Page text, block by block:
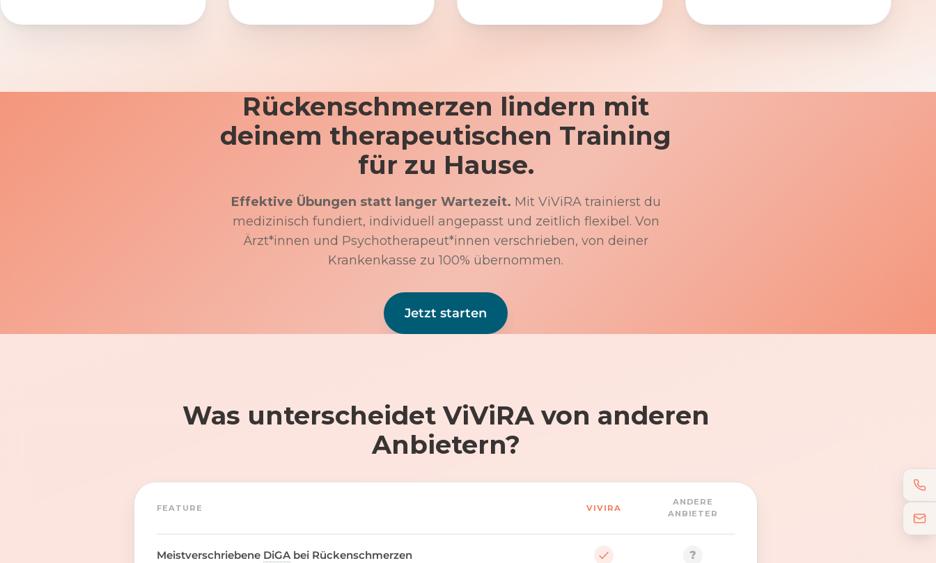
Rückenschmerzen lindern mit
deinem therapeutischen Training
für zu Hause.
Effektive Übungen statt langer Wartezeit. Mit ViViRA trainierst du
medizinisch fundiert, individuell angepasst und zeitlich flexibel. Von
Ärzt*innen und Psychotherapeut*innen verschrieben, von deiner
Krankenkasse zu 100% übernommen.
Jetzt starten
Was unterscheidet ViViRA von anderen
Anbietern?
FEATURE VIVIRA
ANDERE
ANBIETER
Meistverschriebene DiGA bei Rückenschmerzen ?